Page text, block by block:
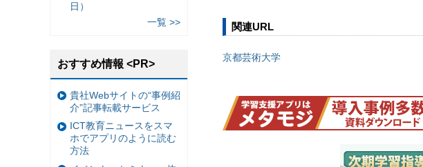
関連URL
京都芸術大学
日）
一覧 >>
おすすめ情報 <PR>
貴社Webサイトの“事例紹
介”記事転載サービス
ICT教育ニュースをスマ
ホでアプリのように読む
方法